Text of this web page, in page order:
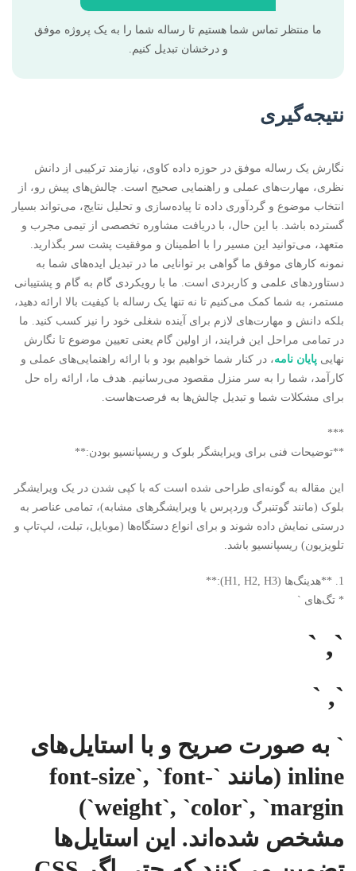
ما منتظر تماس شما هستیم تا رساله شما را به یک پروژه موفق
و درخشان تبدیل کنیم.
نتیجه‌گیری
نگارش یک رساله موفق در حوزه داده کاوی، نیازمند ترکیبی از دانش
نظری، مهارت‌های عملی و راهنمایی صحیح است. چالش‌های پیش رو، از
انتخاب موضوع و گردآوری داده تا پیاده‌سازی و تحلیل نتایج، می‌تواند بسیار
گسترده باشد. با این حال، با دریافت مشاوره تخصصی از تیمی مجرب و
متعهد، می‌توانید این مسیر را با اطمینان و موفقیت پشت سر بگذارید.
نمونه کارهای موفق ما گواهی بر توانایی ما در تبدیل ایده‌های شما به
دستاوردهای علمی و کاربردی است. ما با رویکردی گام به گام و پشتیبانی
مستمر، به شما کمک می‌کنیم تا نه تنها یک رساله با کیفیت بالا ارائه دهید،
بلکه دانش و مهارت‌های لازم برای آینده شغلی خود را نیز کسب کنید. ما
در تمامی مراحل این فرایند، از اولین گام یعنی تعیین موضوع تا نگارش
نهایی پایان نامه، در کنار شما خواهیم بود و با ارائه راهنمایی‌های عملی و
کارآمد، شما را به سر منزل مقصود می‌رسانیم. هدف ما، ارائه راه حل
برای مشکلات شما و تبدیل چالش‌ها به فرصت‌هاست.
***
**توضیحات فنی برای ویرایشگر بلوک و ریسپانسیو بودن:**
این مقاله به گونه‌ای طراحی شده است که با کپی شدن در یک ویرایشگر
بلوک (مانند گوتنبرگ وردپرس یا ویرایشگرهای مشابه)، تمامی عناصر به
درستی نمایش داده شوند و برای انواع دستگاه‌ها (موبایل، تبلت، لپ‌تاپ و
تلویزیون) ریسپانسیو باشد.
1. **هدینگ‌ها (H1, H2, H3):**
* تگ‌های `
`, `
`, `
` به صورت صریح و با استایل‌های
inline (مانند `font-size`, `font-
weight`, `color`, `margin`)
مشخص شده‌اند. این استایل‌ها